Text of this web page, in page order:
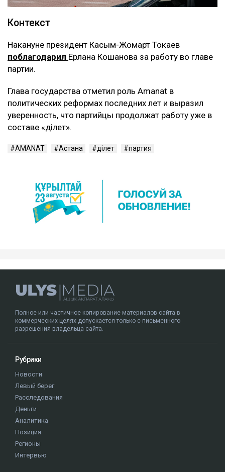
Контекст
Накануне президент Касым-Жомарт Токаев
поблагодарил Ерлана Кошанова за работу во главе
партии.
Глава государства отметил роль Amanat в
политических реформах последних лет и выразил
уверенность, что партийцы продолжат работу уже в
составе «Әділет».
AMANAT Астана Әділет партия
Полное или частичное копирование материалов сайта в
коммерческих целях допускается только с письменного
разрешения владельца сайта.
Рубрики
Новости
Левый берег
Расследования
Деньги
Аналитика
Позиция
Регионы
Интервью